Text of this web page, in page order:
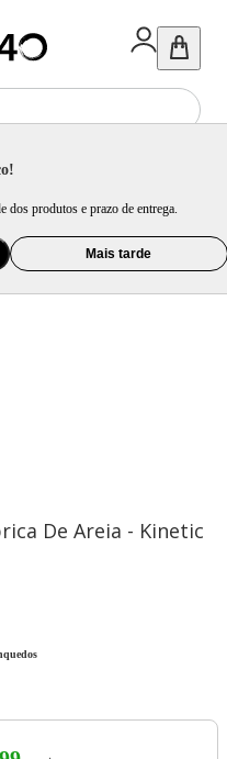
produtos e prazo de entrega.
Mais tarde
De Areia - Kinetic